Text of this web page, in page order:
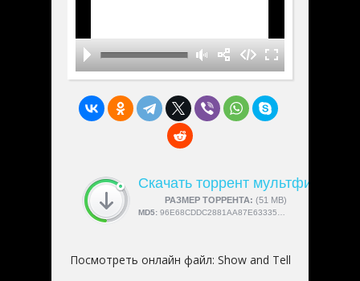
Скачать торрент мультфильм
РАЗМЕР ТОРРЕНТА: (51 MB)
СКАЧАЛИ:4189
MD5: 96E68CDDC2881AA87E633355AD8C16D6
Посмотреть онлайн файл: Show and Tell